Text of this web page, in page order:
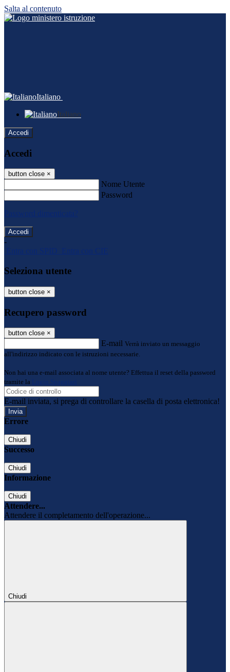
Salta al contenuto
Italiano
Italiano
Accedi
Accedi
button close ×
Nome Utente
Password
Password dimenticata?
-
Entra con SPID
Entra con CIE
Seleziona utente
button close ×
Recupero password
button close ×
E-mail Verrà inviato un messaggio
all'indirizzo indicato con le istruzioni necessarie.
Non hai una e-mail associata al nome utente? Effettua il reset della password
tramite la
Login Spaggiari
E-mail inviata, si prega di controllare la casella di posta elettronica!
Errore
Chiudi
Successo
Chiudi
Informazione
Chiudi
Attendere...
Attendere il completamento dell'operazione...
Chiudi